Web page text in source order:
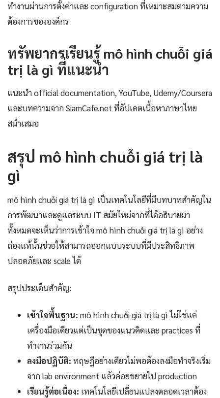
ทำงานผ่านการตั้งค่าและ configuration ที่เหมาะสมตามความ
ต้องการขององค์กร
ทรัพยากรเรียนรู้ mô hình chuỗi giá
trị là gì ที่แนะนำ
แนะนำ official documentation, YouTube, Udemy/Coursera
และบทความจาก SiamCafe.net ที่อัปเดตเนื้อหาภาษาไทย
สม่ำเสมอ
สรุป mô hình chuỗi giá trị là
gì
mô hình chuỗi giá trị là gì เป็นเทคโนโลยีที่มีบทบาทสำคัญใน
การพัฒนาและดูแลระบบ IT สมัยใหม่จากที่ได้อธิบายมา
ทั้งหมดจะเห็นว่าการเข้าใจ mô hình chuỗi giá trị là gì อย่าง
ถ่องแท้นั้นช่วยให้สามารถออกแบบระบบที่มีประสิทธิภาพ
ปลอดภัยและ scale ได้
สรุปประเด็นสำคัญ:
เข้าใจพื้นฐาน: mô hình chuỗi giá trị là gì ไม่ใช่แค่
เครื่องมือเดียวแต่เป็นชุดของแนวคิดและ practices ที่
ทำงานร่วมกัน
ลงมือปฏิบัติ: ทฤษฎีอย่างเดียวไม่พอต้องลงมือทำจริงเริ่ม
จาก lab environment แล้วค่อยขยายไป production
เรียนรู้ต่อเนื่อง: เทคโนโลยีเปลี่ยนแปลงตลอดเวลาต้อง